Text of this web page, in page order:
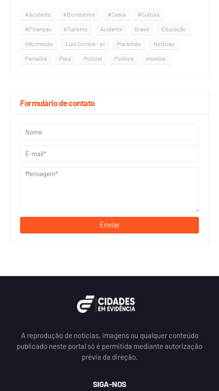
#Acidente #Bombeiros #Ceará #Cultura
#Finanças #Turismo Acidente Brasil Educação
Informação Luís Correia - pi Maranhão Notícias
Parnaíba Piauí Policial Política mundial
Formulário de contato
A reprodução de notícias, imagens ou qualquer conteúdo
publicado neste portal só é permitida mediante autorização
prévia da direção.
SIGA-NOS